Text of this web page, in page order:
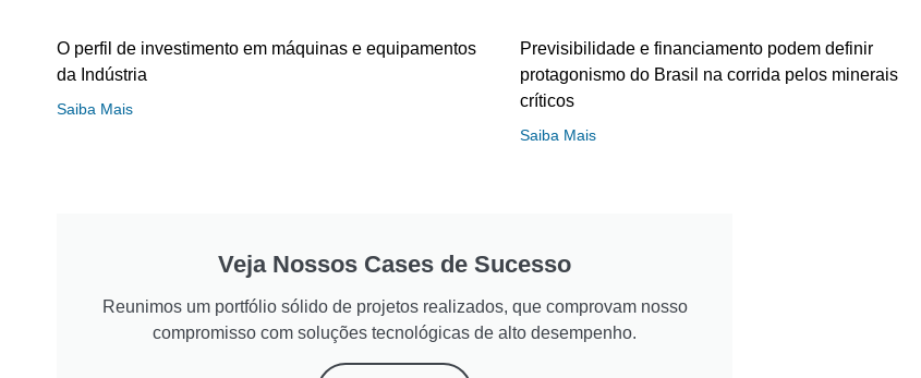
O perfil de investimento em máquinas e equipamentos
da Indústria
Saiba Mais
Previsibilidade e financiamento podem definir
protagonismo do Brasil na corrida pelos minerais
críticos
Saiba Mais
Veja Nossos Cases de Sucesso
Reunimos um portfólio sólido de projetos realizados, que comprovam nosso
compromisso com soluções tecnológicas de alto desempenho.